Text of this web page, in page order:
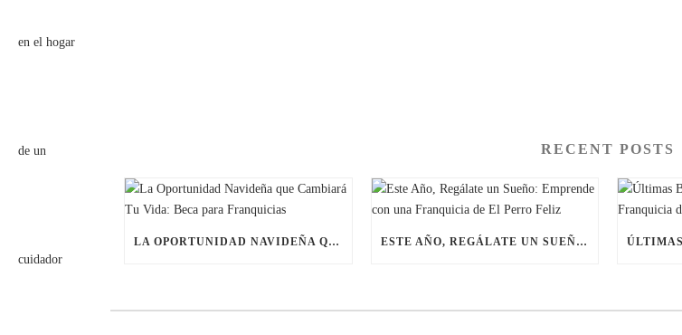
RECENT POSTS
LA OPORTUNIDAD NAVIDEÑA QUE CAMBIARÁ TU VIDA: BECA PARA FRANQUICIAS ESTE AÑO, REGÁLATE UN SUEÑO: EMPRENDE CON UNA FRANQUICIA DE EL PERRO FELIZ